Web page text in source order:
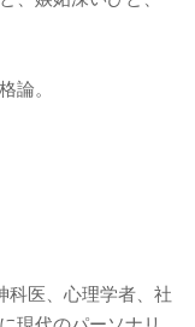
論。
科医、心理学者、社